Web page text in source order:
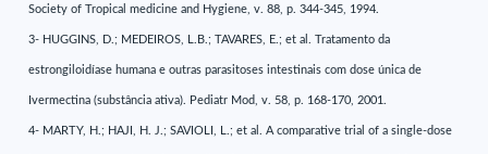
Society of Tropical medicine and Hygiene, v. 88, p. 344-345, 1994.
3- HUGGINS, D.; MEDEIROS, L.B.; TAVARES, E.; et al. Tratamento da
estrongiloidíase humana e outras parasitoses intestinais com dose única de
Ivermectina (substância ativa). Pediatr Mod, v. 58, p. 168-170, 2001.
4- MARTY, H.; HAJI, H. J.; SAVIOLI, L.; et al. A comparative trial of a single-dose